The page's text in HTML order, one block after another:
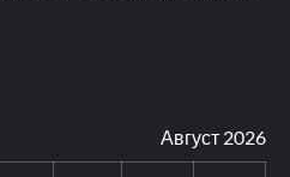
Август 2026